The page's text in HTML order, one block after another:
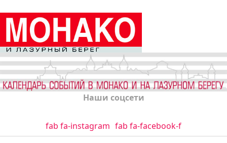
Наши соцсети
fab fa-instagram fab fa-facebook-f